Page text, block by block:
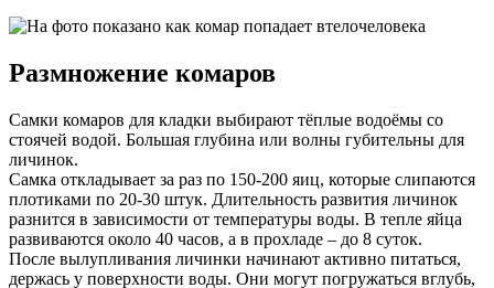
Размножение комаров
Самки комаров для кладки выбирают тёплые водоёмы со
стоячей водой. Большая глубина или волны губительны для
личинок.
Самка откладывает за раз по 150-200 яиц, которые слипаются
плотиками по 20-30 штук. Длительность развития личинок
разнится в зависимости от температуры воды. В тепле яйца
развиваются около 40 часов, а в прохладе – до 8 суток.
После вылупливания личинки начинают активно питаться,
держась у поверхности воды. Они могут погружаться вглубь,